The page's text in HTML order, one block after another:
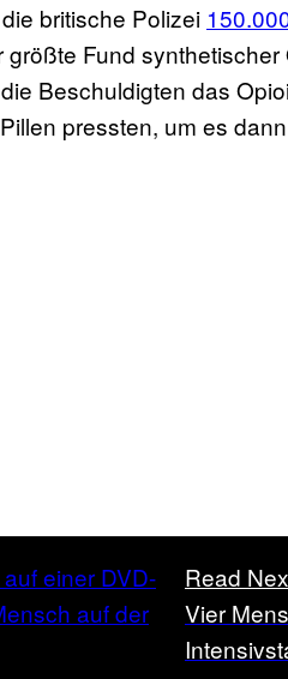
britische Polizei
größte Fund
Beschuldigten das
pressten, um es
Read
Vier